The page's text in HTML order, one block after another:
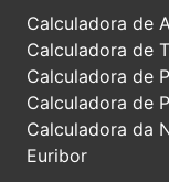
Calculadora de
Calculadora de
Calculadora de
Calculadora de
Calculadora da
Euribor